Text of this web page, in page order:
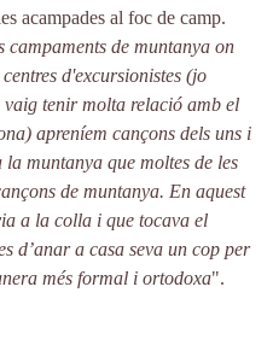
acampades al foc de camp.
campaments de muntanya on
d'excursionistes (jo
tenir molta relació amb el
apreníem cançons dels uns i
muntanya que moltes de les
de muntanya. En aquest
a la colla i que tocava el
d’anar a casa seva un cop per
més formal i ortodoxa".